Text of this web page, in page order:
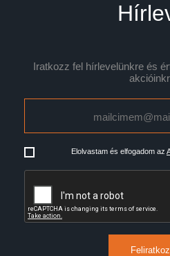
Iratkozz fel hírlevelünkre és
Elolvastam és elfogadom az